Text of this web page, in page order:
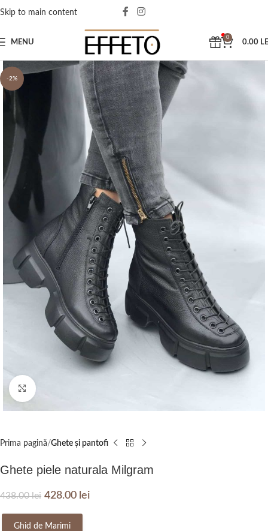
Skip to main content
MENU
0
0.00
-2%
Prima pagină Ghete și pantofi
Ghete piele naturala Milgram
438.00lei 428.00 lei
Ghid de Marimi